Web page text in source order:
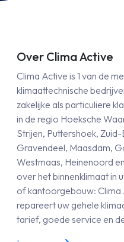
Over Clima Active
Clima Active is 1 van de
klimaattechnische
zakelijke als particuliere
in de regio Hoeksche
Strijen, Puttershoek,
Gravendeel, Maasdam,
Westmaas, Heinenoord
over het binnenklimaat in
of kantoorgebouw: Clima
repareert uw gehele
tarief, goede service en